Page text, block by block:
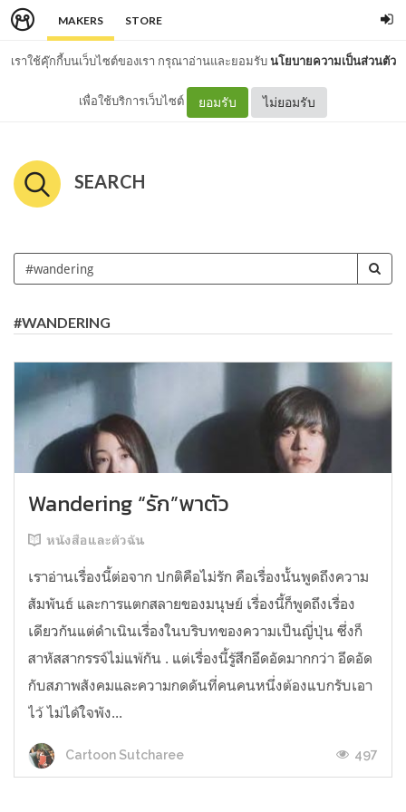
MAKERS STORE
เราใช้คุ๊กกี้บนเว็บไซต์ของเรา กรุณาอ่านและยอมรับนโยบายความเป็นส่วนตัว
เพื่อใช้บริการเว็บไซต์ ยอมรับ ไม่ยอมรับ
SEARCH
#WANDERING
Wandering “รัก”พาตัว
หนังสือและตัวฉัน
เราอ่านเรื่องนี้ต่อจาก ปกติคือไม่รัก คือเรื่องนั้นพูดถึงความ
สัมพันธ์ และการแตกสลายของมนุษย์ เรื่องนี้ก็พูดถึงเรื่อง
เดียวกันแต่ดำเนินเรื่องในบริบทของความเป็นญี่ปุ่น ซึ่งก็
สาหัสสากรรจ์ไม่แพ้กัน . แต่เรื่องนี้รู้สึกอึดอัดมากกว่า อึดอัด
กับสภาพสังคมและความกดดันที่คนคนหนึ่งต้องแบกรับเอา
ไว้ ไม่ได้ใจพัง...
Cartoon Sutcharee 497